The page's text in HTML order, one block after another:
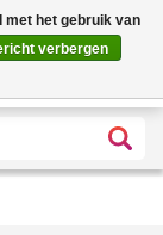
assortiment
X
met het gebruik van
verbergen